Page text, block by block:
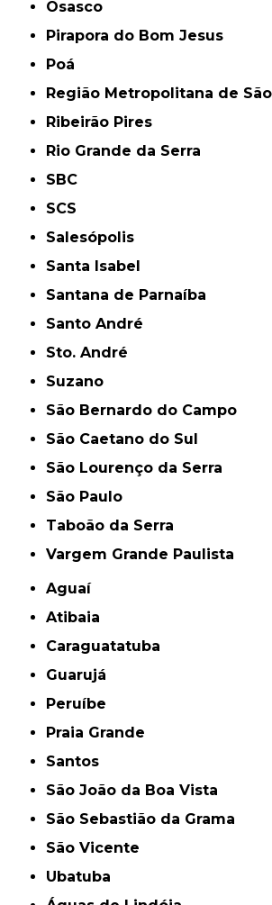
Osasco
Pirapora do Bom Jesus
Poá
Região Metropolitana de
Ribeirão Pires
Rio Grande da Serra
SBC
SCS
Salesópolis
Santa Isabel
Santana de Parnaíba
Santo André
Sto. André
Suzano
São Bernardo do Campo
São Caetano do Sul
São Lourenço da Serra
São Paulo
Taboão da Serra
Vargem Grande Paulista
Aguaí
Atibaia
Caraguatatuba
Guarujá
Peruíbe
Praia Grande
Santos
São João da Boa Vista
São Sebastião da Grama
São Vicente
Ubatuba